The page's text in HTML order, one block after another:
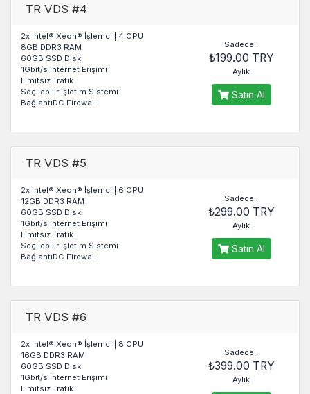
TR VDS #4
2x Intel® Xeon® İşlemci | 4 CPU
8GB DDR3 RAM
60GB SSD Disk
1Gbit/s İnternet Erişimi
Limitsiz Trafik
Seçilebilir İşletim Sistemi
BağlantıDC Firewall
Sadece..
₺199.00 TRY
Aylık
Satın Al
TR VDS #5
2x Intel® Xeon® İşlemci | 6 CPU
12GB DDR3 RAM
60GB SSD Disk
1Gbit/s İnternet Erişimi
Limitsiz Trafik
Seçilebilir İşletim Sistemi
BağlantıDC Firewall
Sadece..
₺299.00 TRY
Aylık
Satın Al
TR VDS #6
2x Intel® Xeon® İşlemci | 8 CPU
16GB DDR3 RAM
60GB SSD Disk
1Gbit/s İnternet Erişimi
Limitsiz Trafik
Sadece..
₺399.00 TRY
Aylık